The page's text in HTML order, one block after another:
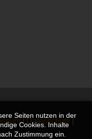
Seiten nutzen in der
Cookies. Inhalte
Zustimmung ein.
| Datenschutz